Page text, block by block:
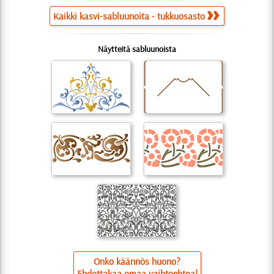
Kaikki kasvi-sabluunoita - tukkuosasto
Näytteitä sabluunoista
Onko käännös huono?